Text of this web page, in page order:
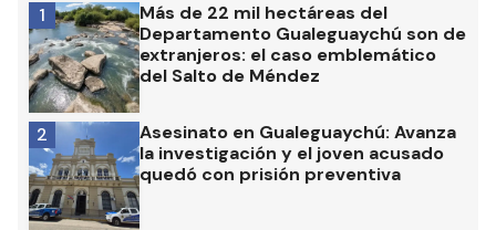
Más de 22 mil hectáreas del
Departamento Gualeguaychú son de
extranjeros: el caso emblemático
del Salto de Méndez
1
Asesinato en Gualeguaychú: Avanza
la investigación y el joven acusado
quedó con prisión preventiva
2